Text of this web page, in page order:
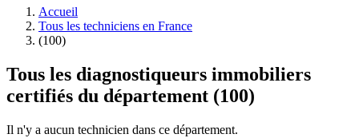
Accueil
Tous les techniciens en France
(100)
Tous les diagnostiqueurs immobiliers
certifiés du département (100)
Il n'y a aucun technicien dans ce département.